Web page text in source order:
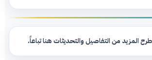
المزيد من التفاصيل والتحديثات هنا تباعاً.